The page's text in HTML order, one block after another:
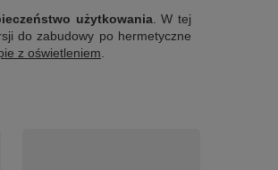
użytkowania. W tej
do zabudowy po hermetyczne
z oświetleniem